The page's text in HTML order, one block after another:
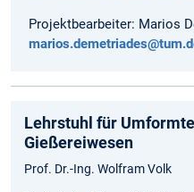
Projektbearbeiter: Marios
Lehrstuhl für
Gießereiwesen
Prof. Dr.-Ing. Wolfram Volk